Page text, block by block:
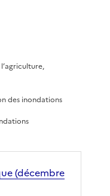
des inondations
(décembre